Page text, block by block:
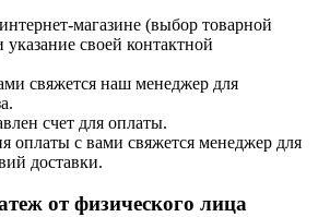
магазине (выбор товарной
своей контактной
свяжется наш менеджер для
счет для оплаты.
оплаты с вами свяжется менеджер для
доставки.
от физического лица